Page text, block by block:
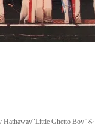
Ghetto Boy”